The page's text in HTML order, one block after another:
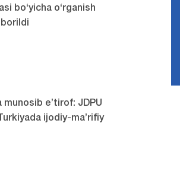
bo‘yicha o‘rganish
munosib e’tirof: JDPU
ijodiy-ma’rifiy